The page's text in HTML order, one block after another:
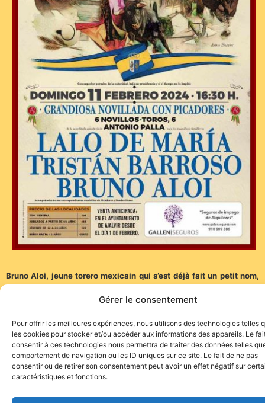
Gérer le consentement
Pour offrir les meilleures expériences, nous utilisons des technologies telles
les cookies pour stocker et/ou accéder aux informations des appareils. Le
consentir à ces technologies nous permettra de traiter des données telles
comportement de navigation ou les ID uniques sur ce site. Le fait de ne pas
consentir ou de retirer son consentement peut avoir un effet négatif sur
caractéristiques et fonctions.
Bruno Aloi, jeune torero mexicain qui s’est déjà fait un petit nom,
d’Espagnol dans une novillada organisée en Espagne ! Ce n’est pas
tous les jours que l’on verra un tel paradoxe, non ?